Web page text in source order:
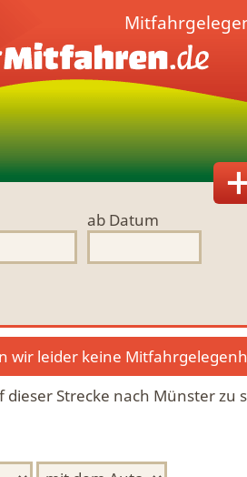
ab Datum
wir leider keine
Strecke nach Münster zu